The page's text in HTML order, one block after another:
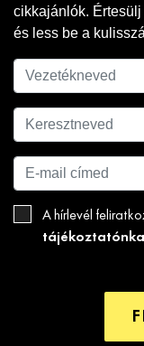
cikkajánlók.
és less be a
A hírlevél